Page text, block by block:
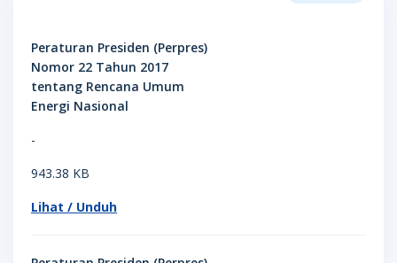
Peraturan Presiden (Perpres)
Nomor 22 Tahun 2017
tentang Rencana Umum
Energi Nasional
-
943.38 KB
Lihat / Unduh